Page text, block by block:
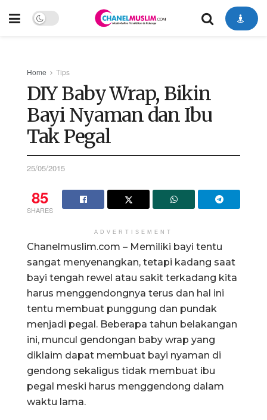
Home Tips
DIY Baby Wrap, Bikin
Bayi Nyaman dan Ibu
Tak Pegal
25/05/2015
85
SHARES
ADVERTISEMENT
Chanelmuslim.com – Memiliki bayi tentu
sangat menyenangkan, tetapi kadang saat
bayi tengah rewel atau sakit terkadang kita
harus menggendongnya terus dan hal ini
tentu membuat punggung dan pundak
menjadi pegal. Beberapa tahun belakangan
ini, muncul gendongan baby wrap yang
diklaim dapat membuat bayi nyaman di
gendong sekaligus tidak membuat ibu
pegal meski harus menggendong dalam
waktu lama.